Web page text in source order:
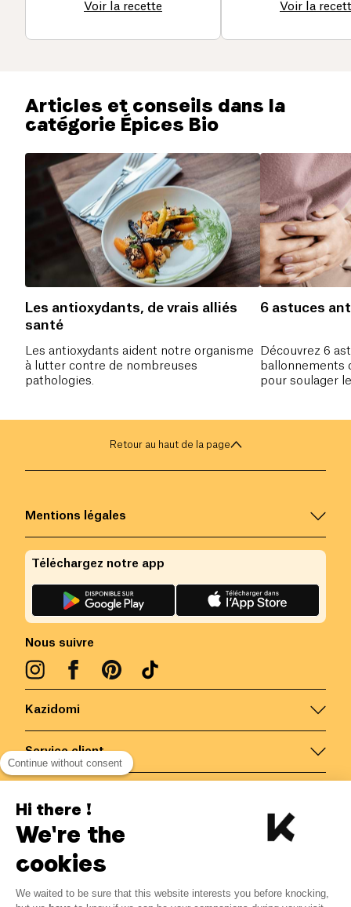
Voir la recette Voir la
Articles et conseils dans la
catégorie Épices Bio
Les antioxydants, de vrais alliés
santé
Les antioxydants aident notre organisme
à lutter contre de nombreuses
pathologies.
6 astuces
Découvrez 6
ballonnements
pour soulager
Retour au haut de la page
Kazidomi
Service client
Mentions légales
Nous suivre
Téléchargez notre app
Belgique/ FR
Paiements sécurisés via
Continue without consent
Hi there !
We're the
cookies
We waited to be sure that this website interests you before knocking,